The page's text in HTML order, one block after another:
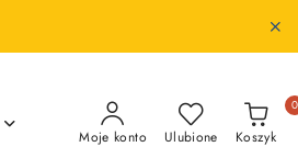
Moje konto Ulubione Koszyk
0